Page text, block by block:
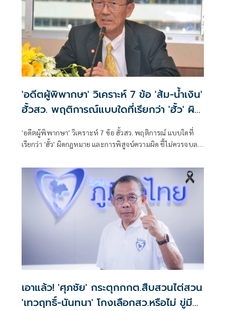
'อดีตผู้พิพากษา' วิเคราะห์ 7 ข้อ 'ส้ม-น้ำเงิน'
ฮั้วสว. พฤติการณ์แบบใดที่เรียกว่า 'ฮั้ว' ผิด
'อดีตผู้พิพากษา' วิเคราะห์ 7 ข้อ ฮั้วสว. พฤติการณ์ แบบใดที่
เรียกว่า 'ฮั้ว' ผิดกฎหมาย และการพิสูจน์ความผิด ชี้ไม่ควรจบลง
ด้วยหลักนิติธรรมที่ว่า 'ใครทำผิดกฎหมายต้องถูกลงโทษ และ
ใครบริสุทธิ์ต้องได้รับการปกป้อง' โดยใช้มาตรฐานเดียวกัน
เอาแล้ว! 'ศุภชัย' กระตุกกกต.สืบสวนไต่สวน
'เทวฤทธิ์-นันทนา' โกงเลือกสว.หรือไม่ ขู่มี